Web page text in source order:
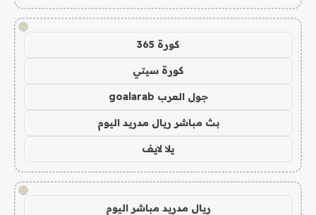
!
كورة 365
كورة سيتي
جول العرب goalarab
بث مباشر ريال مدريد اليوم
يلا لايف
!
ريال مدريد مباشر اليوم